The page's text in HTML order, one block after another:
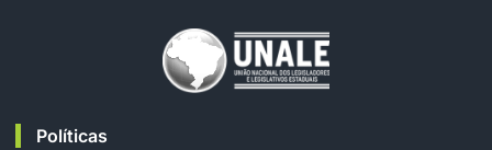
Políticas